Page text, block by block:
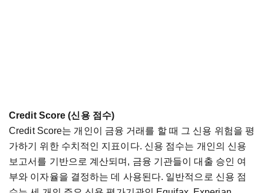
Credit Score (신용 점수)
Credit Score는 개인이 금융 거래를 할 때 그 신용 위험을 평
가하기
위한 수치적인 지표이다. 신용 점수는 개인의 신용
보고서를 기반으로 계산되며 , 금융 기관들이 대출 승인 여
부와 이자율을 결정하는 데 사용된다. 일반적으로 신용 점